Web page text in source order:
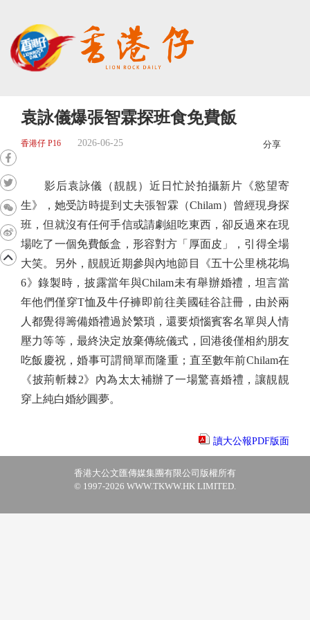
袁詠儀爆張智霖探班食免費飯
香港仔 P16 2026-06-25 分享
影后袁詠儀（靚靚）近日忙於拍攝新片《慾望寄
生》，她受訪時提到丈夫張智霖（Chilam）曾經現身探
班，但就沒有任何手信或請劇組吃東西，卻反過來在現
場吃了一個免費飯盒，形容對方「厚面皮」，引得全場
大笑。另外，靚靚近期參與內地節目《五十公里桃花塢
6》錄製時，披露當年與Chilam未有舉辦婚禮，坦言當
年他們僅穿T恤及牛仔褲即前往美國硅谷註冊，由於兩
人都覺得籌備婚禮過於繁瑣，還要煩惱賓客名單與人情
壓力等等，最終決定放棄傳統儀式，回港後僅相約朋友
吃飯慶祝，婚事可謂簡單而隆重；直至數年前Chilam在
《披荊斬棘2》內為太太補辦了一場驚喜婚禮，讓靚靚
穿上純白婚紗圓夢。
讀大公報PDF版面
香港大公文匯傳媒集團有限公司版權所有
© 1997-2026 WWW.TKWW.HK LIMITED.